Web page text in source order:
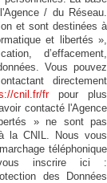
/ du Réseau.
et sont destinées à
et libertés »,
d’effacement,
Vous pouvez
directement
cnil.fr/frpour plus
contacté l'Agence
» ne sont pas
la CNIL. Nous vous
téléphonique
inscrire ici :
des Données